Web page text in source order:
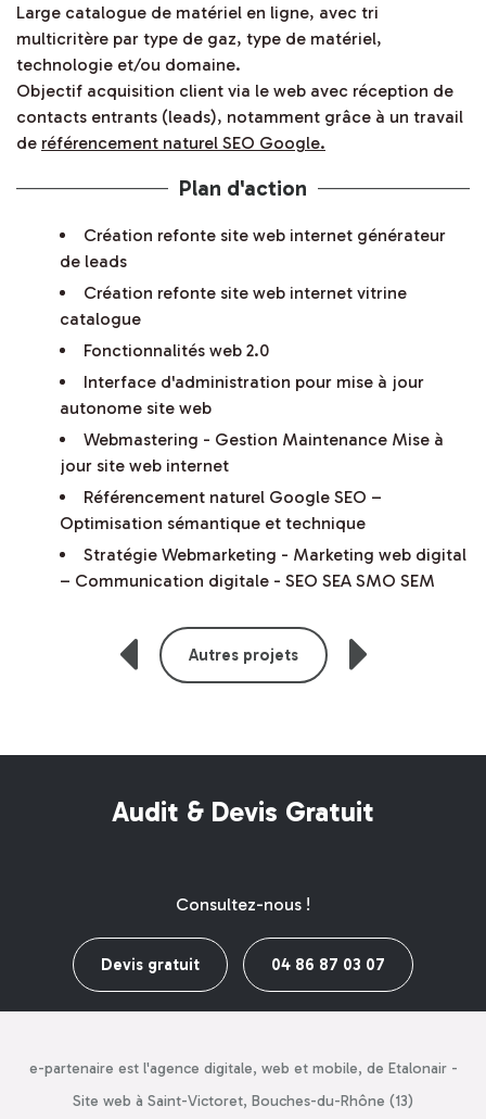
Large catalogue de matériel en ligne, avec tri
multicritère par type de gaz, type de matériel,
technologie et/ou domaine.
Objectif acquisition client via le web avec réception de
contacts entrants (leads), notamment grâce à un travail
de référencement naturel SEO Google.
Plan d'action
Création refonte site web internet générateur
de leads
Création refonte site web internet vitrine
catalogue
Fonctionnalités web 2.0
Interface d'administration pour mise à jour
autonome site web
Webmastering - Gestion Maintenance Mise à
jour site web internet
Référencement naturel Google SEO –
Optimisation sémantique et technique
Stratégie Webmarketing - Marketing web digital
– Communication digitale - SEO SEA SMO SEM
Autres projets
Audit & Devis Gratuit
Consultez-nous !
Devis gratuit 04 86 87 03 07
e-partenaire est l'agence digitale, web et mobile, de Etalonair -
Site web à Saint-Victoret, Bouches-du-Rhône (13)